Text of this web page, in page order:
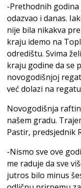
-Prethodnih
odazvao i danas.
nije bila nikakva
kraju idemo na
odredištu. Svima
kraju godine da se
novogodišnjoj
već dolazi na
Novogodišnja
našem gradu.
Pastir, predsjednik
-Nismo sve ove
me raduje da sve
jutros bilo minus